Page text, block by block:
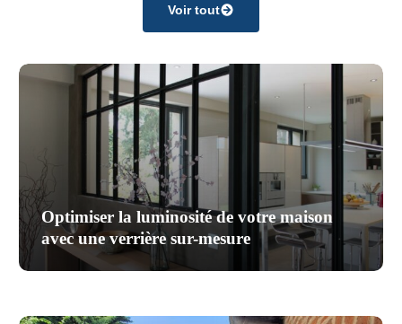
Voir tout
Optimiser la luminosité de votre maison
avec une verrière sur-mesure